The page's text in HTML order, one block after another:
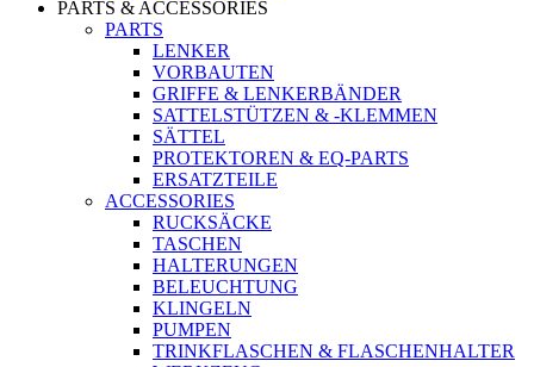
PARTS & ACCESSORIES
PARTS
LENKER
VORBAUTEN
GRIFFE & LENKERBÄNDER
SATTELSTÜTZEN & -KLEMMEN
SÄTTEL
PROTEKTOREN & EQ-PARTS
ERSATZTEILE
ACCESSORIES
RUCKSÄCKE
TASCHEN
HALTERUNGEN
BELEUCHTUNG
KLINGELN
PUMPEN
TRINKFLASCHEN & FLASCHENHALTER